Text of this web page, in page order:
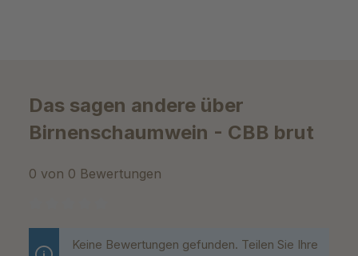
Das sagen andere über
Birnenschaumwein - CBB brut
0 von 0 Bewertungen
Durchschnittliche Bewertung von 0 von 5 Sternen
Keine Bewertungen gefunden. Teilen Sie Ihre